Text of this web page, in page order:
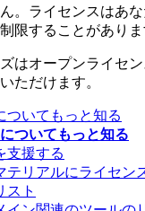
。ライセンスはあ
限することがありま
はオープンライセ
ただけます。
ついてもっと知る
ついてもっと知る
支援する
テリアルにライセン
スト